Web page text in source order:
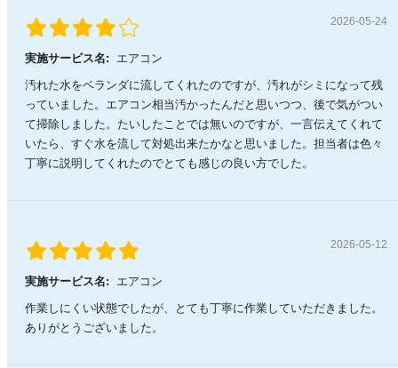
2026-05-24
実施サービス名:
エアコン
汚れた水をベランダに流してくれたのですが、汚れがシミになって残
っていました。エアコン相当汚かったんだと思いつつ、後で気がつい
て掃除しました。たいしたことでは無いのですが、一言伝えてくれて
いたら、すぐ水を流して対処出来たかなと思いました。担当者は色々
丁寧に説明してくれたのでとても感じの良い方でした。
2026-05-12
実施サービス名:
エアコン
作業しにくい状態でしたが、とても丁寧に作業していただきました。
ありがとうございました。